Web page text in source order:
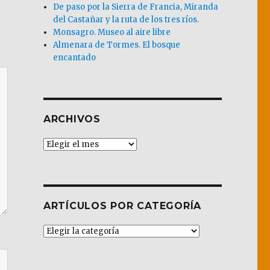
De paso por la Sierra de Francia, Miranda
del Castañar y la ruta de los tres ríos.
Monsagro. Museo al aire libre
Almenara de Tormes. El bosque
encantado
ARCHIVOS
Archivos
ARTÍCULOS POR CATEGORÍA
Artículos